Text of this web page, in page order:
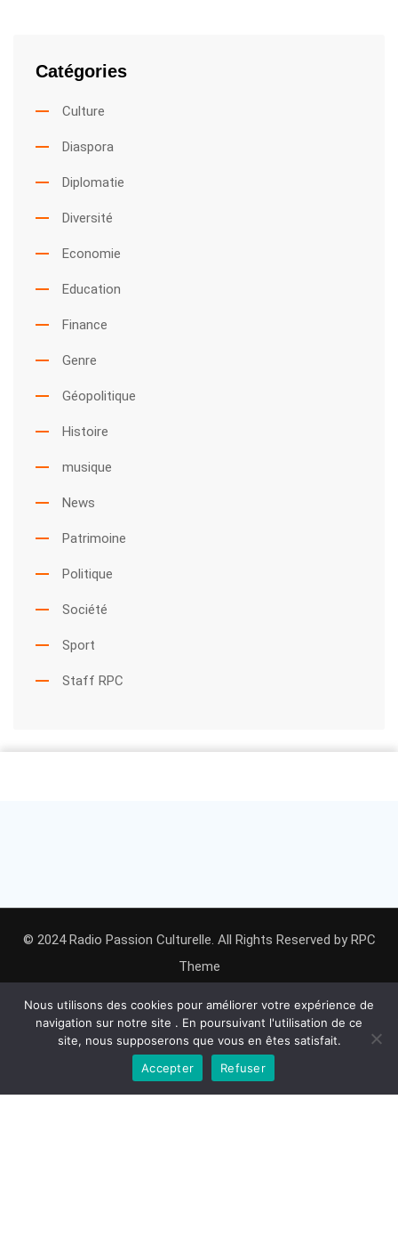
Catégories
Culture
Diaspora
Diplomatie
Diversité
Economie
Education
Finance
Genre
Géopolitique
Histoire
musique
News
Patrimoine
Politique
Société
Sport
Staff RPC
© 2024 Radio Passion Culturelle. All Rights Reserved byRPC
Theme
Nous utilisons des cookies pour améliorer votre expérience de
navigation sur notre site . En poursuivant l'utilisation de ce
site, nous supposerons que vous en êtes satisfait.
Accepter
Refuser